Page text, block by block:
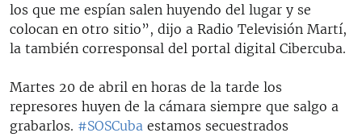
los que me espían salen huyendo del lugar y se
colocan en otro sitio”, dijo a Radio Televisión Martí,
la también corresponsal del portal digital Cibercuba.
Martes 20 de abril en horas de la tarde los
represores huyen de la cámara siempre que salgo a
grabarlos. #SOSCuba estamos secuestrados